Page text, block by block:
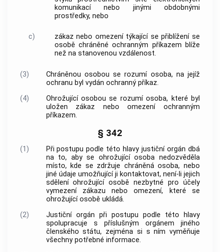
komunikací nebo jinými obdobnými
prostředky, nebo
c)
zákaz nebo omezení týkající se přiblížení se
osobě chráněné ochranným příkazem blíže
než na stanovenou vzdálenost.
(3)
Chráněnou osobou se rozumí osoba, na jejíž
ochranu byl vydán ochranný příkaz.
(4)
Ohrožující osobou se rozumí osoba, které byl
uložen zákaz nebo omezení ochranným
příkazem.
§ 342
(1)
Při postupu podle této hlavy justiční orgán dbá
na to, aby se ohrožující osoba nedozvěděla
místo, kde se zdržuje chráněná osoba, nebo
jiné údaje umožňující ji kontaktovat, není-li jejich
sdělení ohrožující osobě nezbytné pro účely
vymezení zákazu nebo omezení, které se
ohrožující osobě ukládá.
(2)
Justiční orgán při postupu podle této hlavy
spolupracuje s příslušným orgánem jiného
členského státu, zejména si s ním vyměňuje
všechny potřebné informace.